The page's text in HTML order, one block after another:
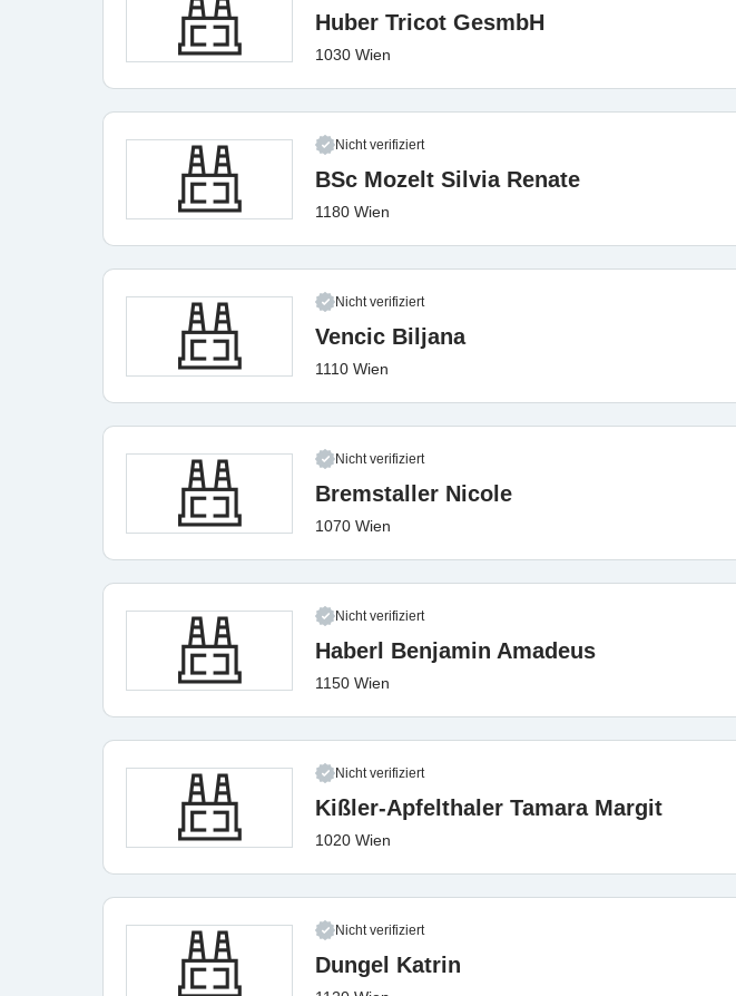
Huber Tricot GesmbH
1030 Wien
Nicht verifiziert
BSc Mozelt Silvia Renate
1180 Wien
Nicht verifiziert
Vencic Biljana
1110 Wien
Nicht verifiziert
Bremstaller Nicole
1070 Wien
Nicht verifiziert
Haberl Benjamin Amadeus
1150 Wien
Nicht verifiziert
Kißler-Apfelthaler Tamara Margit
1020 Wien
Nicht verifiziert
Dungel Katrin